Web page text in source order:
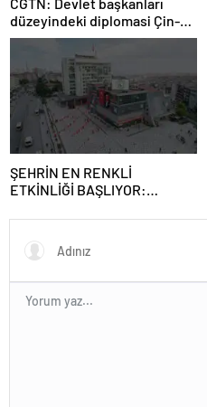
CGTN: Devlet başkanları
düzeyindeki diplomasi Çin-
Rusya arasındaki büyüyen
ortaklığı güçlendiriyor
ŞEHRİN EN RENKLİ
ETKİNLİĞİ BAŞLIYOR:
FESTİVALİ” HEYECANI
GAZİOSMANPAŞA’DA
YAŞANACAK